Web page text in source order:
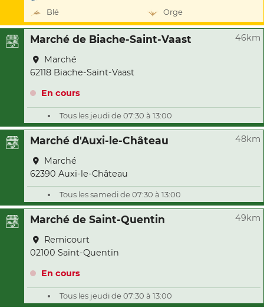
Blé
Orge
Marché de Biache-Saint-Vaast 46km
Marché
62118 Biache-Saint-Vaast
En cours
Tous les jeudi de 07:30 à 13:00
Marché d'Auxi-le-Château 48km
Marché
62390 Auxi-le-Château
Tous les samedi de 07:30 à 13:00
Marché de Saint-Quentin 49km
Remicourt
02100 Saint-Quentin
En cours
Tous les jeudi de 07:30 à 13:00